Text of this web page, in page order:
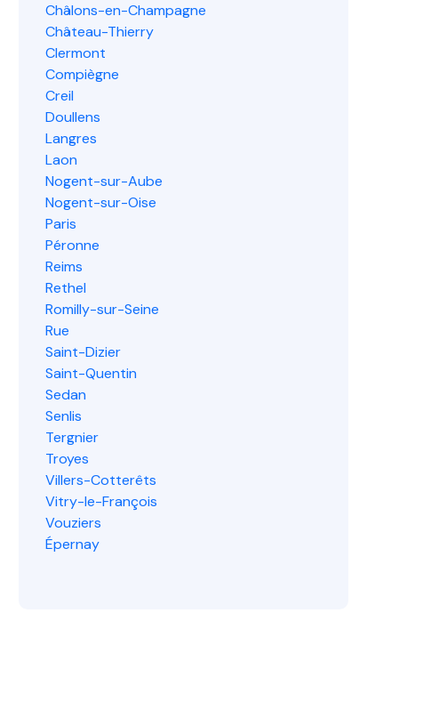
Châlons-en-Champagne
Château-Thierry
Clermont
Compiègne
Creil
Doullens
Langres
Laon
Nogent-sur-Aube
Nogent-sur-Oise
Paris
Péronne
Reims
Rethel
Romilly-sur-Seine
Rue
Saint-Dizier
Saint-Quentin
Sedan
Senlis
Tergnier
Troyes
Villers-Cotterêts
Vitry-le-François
Vouziers
Épernay